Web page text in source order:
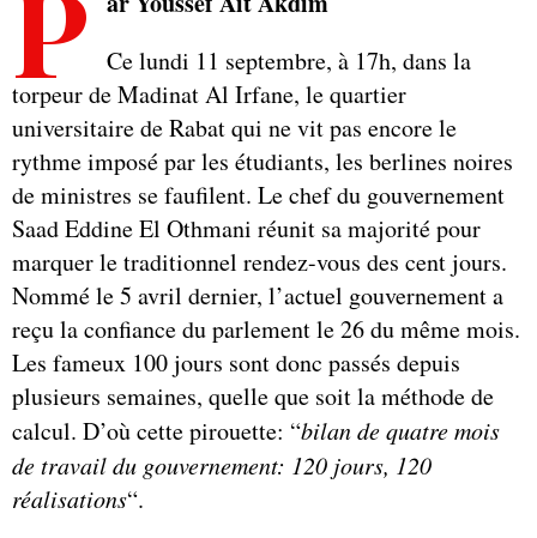
Ce lundi 11 septembre, à 17h, dans la
torpeur de Madinat Al Irfane, le quartier
universitaire de Rabat qui ne vit pas encore le
rythme imposé par les étudiants, les berlines noires
de ministres se faufilent. Le chef du gouvernement
Saad Eddine El Othmani réunit sa majorité pour
marquer le traditionnel rendez-vous des cent jours.
Nommé le 5 avril dernier, l’actuel gouvernement a
reçu la confiance du parlement le 26 du même mois.
Les fameux 100 jours sont donc passés depuis
plusieurs semaines, quelle que soit la méthode de
calcul. D’où cette pirouette: “bilan de quatre mois
de travail du gouvernement: 120 jours, 120
réalisations“.